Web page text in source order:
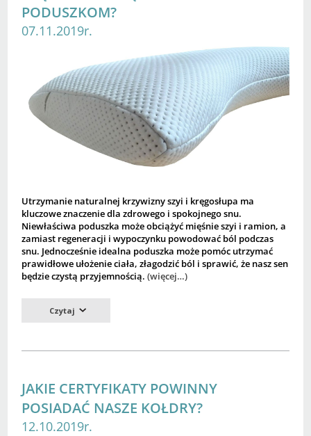
PODUSZKOM?
07.11.2019r.
Utrzymanie naturalnej krzywizny szyi i kręgosłupa ma
kluczowe znaczenie dla zdrowego i spokojnego snu.
Niewłaściwa poduszka może obciążyć mięśnie szyi i ramion, a
zamiast regeneracji i wypoczynku powodować ból podczas
snu. Jednocześnie idealna poduszka może pomóc utrzymać
prawidłowe ułożenie ciała, złagodzić ból i sprawić, że nasz sen
będzie czystą przyjemnością.(więcej…)
Czytaj
JAKIE CERTYFIKATY POWINNY
POSIADAĆ NASZE KOŁDRY?
12.10.2019r.